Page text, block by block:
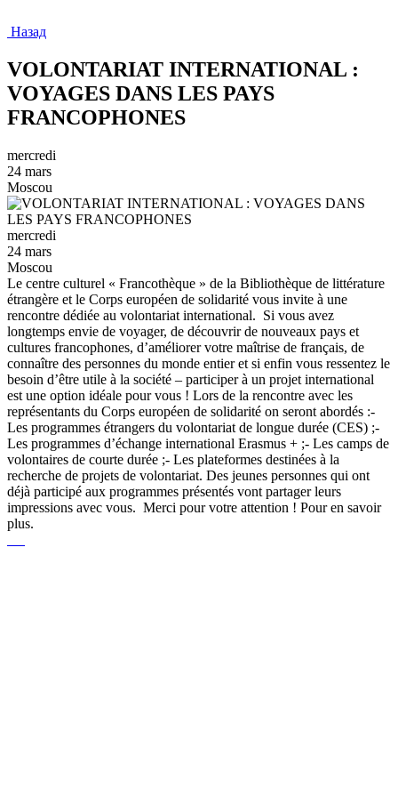
Назад
VOLONTARIAT INTERNATIONAL :
VOYAGES DANS LES PAYS
FRANCOPHONES
mercredi
24 mars
Moscou
mercredi
24 mars
Moscou
Le centre culturel « Francothèque » de la Bibliothèque de littérature
étrangère et le Corps européen de solidarité vous invite à une
rencontre dédiée au volontariat international. Si vous avez
longtemps envie de voyager, de découvrir de nouveaux pays et
cultures francophones, d’améliorer votre maîtrise de français, de
connaître des personnes du monde entier et si enfin vous ressentez le
besoin d’être utile à la société – participer à un projet international
est une option idéale pour vous ! Lors de la rencontre avec les
représentants du Corps européen de solidarité on seront abordés :-
Les programmes étrangers du volontariat de longue durée (CES) ;-
Les programmes d’échange international Erasmus + ;- Les camps de
volontaires de courte durée ;- Les plateformes destinées à la
recherche de projets de volontariat. Des jeunes personnes qui ont
déjà participé aux programmes présentés vont partager leurs
impressions avec vous. Merci pour votre attention ! Pour en savoir
plus.